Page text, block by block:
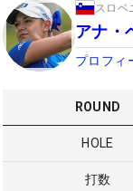
スロベ
アナ・
プロフィ
ROUND
HOLE
打数